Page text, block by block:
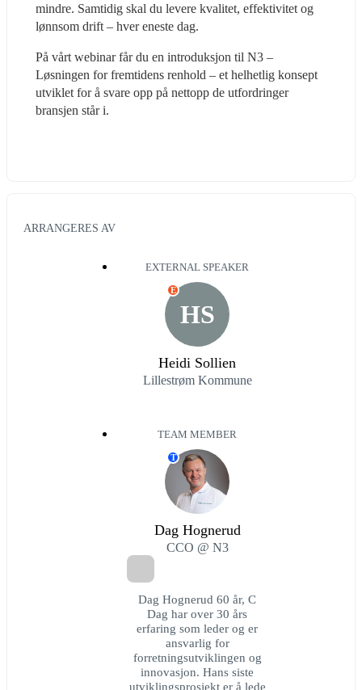
mindre. Samtidig skal du levere kvalitet, effektivitet og
lønnsom drift – hver eneste dag.
På vårt webinar får du en introduksjon til N3 –
Løsningen for fremtidens renhold – et helhetlig konsept
utviklet for å svare opp på nettopp de utfordringer
bransjen står i.
ARRANGERES AV
EXTERNAL SPEAKER
HS
E
Heidi Sollien
Lillestrøm Kommune
TEAM MEMBER
T
Dag Hognerud
CCO @ N3
Dag Hognerud 60 år, C
Dag har over 30 års
erfaring som leder og er
ansvarlig for
forretningsutviklingen og
innovasjon. Hans siste
utviklingsprosjekt er å lede